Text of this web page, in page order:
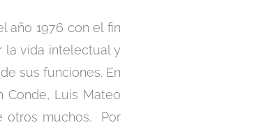
año 1976 con el fin
la vida intelectual y
sus funciones. En
Conde, Luis Mateo
otros muchos. Por